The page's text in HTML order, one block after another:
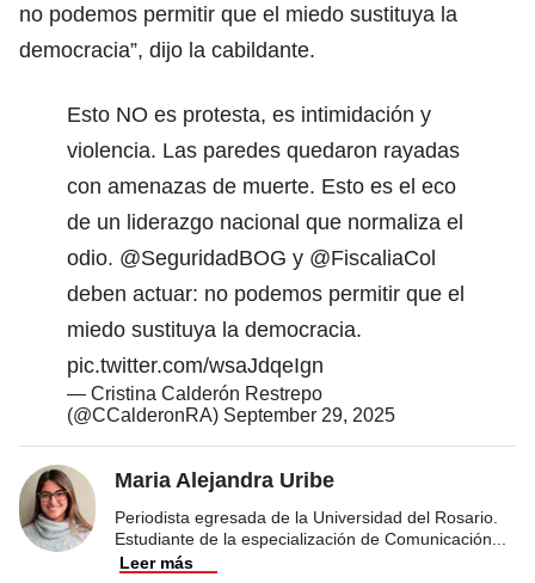
no podemos permitir que el miedo sustituya la
democracia”, dijo la cabildante.
Esto NO es protesta, es intimidación y
violencia. Las paredes quedaron rayadas
con amenazas de muerte. Esto es el eco
de un liderazgo nacional que normaliza el
odio. @SeguridadBOG y @FiscaliaCol
deben actuar: no podemos permitir que el
miedo sustituya la democracia.
pic.twitter.com/wsaJdqeIgn
— Cristina Calderón Restrepo
(@CCalderonRA) September 29, 2025
Maria Alejandra Uribe
Periodista egresada de la Universidad del Rosario.
Estudiante de la especialización de Comunicación
Leer más